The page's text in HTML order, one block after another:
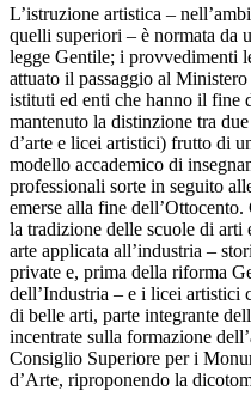
L’istruzione artistica –
quelli superiori – è normata da
legge Gentile; i provvedimenti
attuato il passaggio al
istituti ed enti che hanno il fine
mantenuto la distinzione tra
d’arte e licei artistici) frutto di
modello accademico di
professionali sorte in seguito
emerse alla fine
la tradizione delle scuole di arti
arte applicata all’industria –
private e, prima della riforma
dell’Industria – e i licei artistici
di belle arti, parte integrante
incentrate sulla formazione
Consiglio Superiore per i
d’Arte, riproponendo la